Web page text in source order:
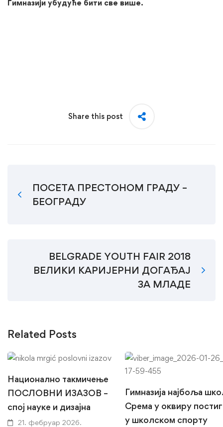
Гимназији убудуће бити све више.
Share this post
ПОСЕТА ПРЕСТОНОМ ГРАДУ –
БЕОГРАДУ
BELGRADE YOUTH FAIR 2018
ВЕЛИКИ КАРИЈЕРНИ ДОГАЂАЈ
ЗА МЛАДЕ
Related Posts
Национално такмичење
ПОСЛОВНИ ИЗАЗОВ –
спој науке и дизајна
21. фебруар 2026.
Гимназија најбоља
Срема у оквиру
у школском спорту